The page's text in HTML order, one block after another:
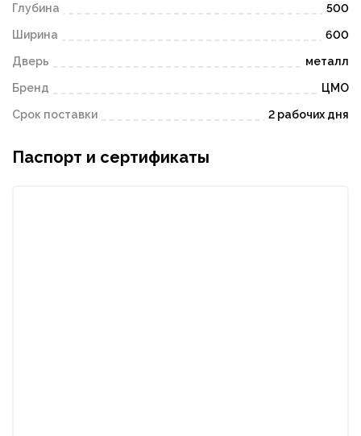
Глубина 500
Ширина 600
Дверь металл
Бренд ЦМО
Срок поставки 2 рабочих дня
Паспорт и сертификаты